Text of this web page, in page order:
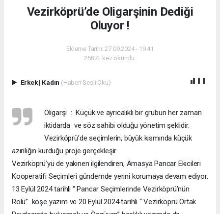
Vezirköprü’de Oligarşinin Dediği
Oluyor !
Ekleme Tarihi: 27.09.2024 - 19:41
2587+ kez okundu.
Erkek| Kadın (Haberi Sesli Oku)
Oligarşi : Küçük ve ayrıcalıklı bir grubun her zaman
iktidarda ve söz sahibi olduğu yönetim şeklidir.
Vezirköprü’de seçimlerin, büyük kısmında küçük
azınlığın kurduğu proje gerçekleşir.
Vezirköprü’yü de yakinen ilgilendiren, Amasya Pancar Ekicileri
Kooperatifi Seçimleri gündemde yerini korumaya devam ediyor.
13 Eylül 2024 tarihli “ Pancar Seçimlerinde Vezirköprü’nün
Rolü” köşe yazım ve 20 Eylül 2024 tarihli “ Vezirköprü Ortak